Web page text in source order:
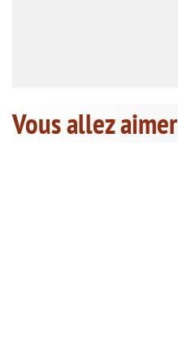
Vous allez aimer